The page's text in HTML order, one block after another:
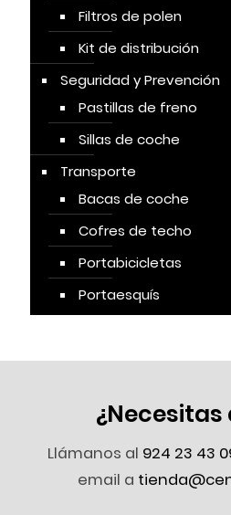
Filtros de polen
Kit de distribución
Seguridad y Prevención
Pastillas de freno
Sillas de coche
Transporte
Bacas de coche
Cofres de techo
Portabicicletas
Portaesquís
¿Necesitas
Llámanos al 924 23 43
email a